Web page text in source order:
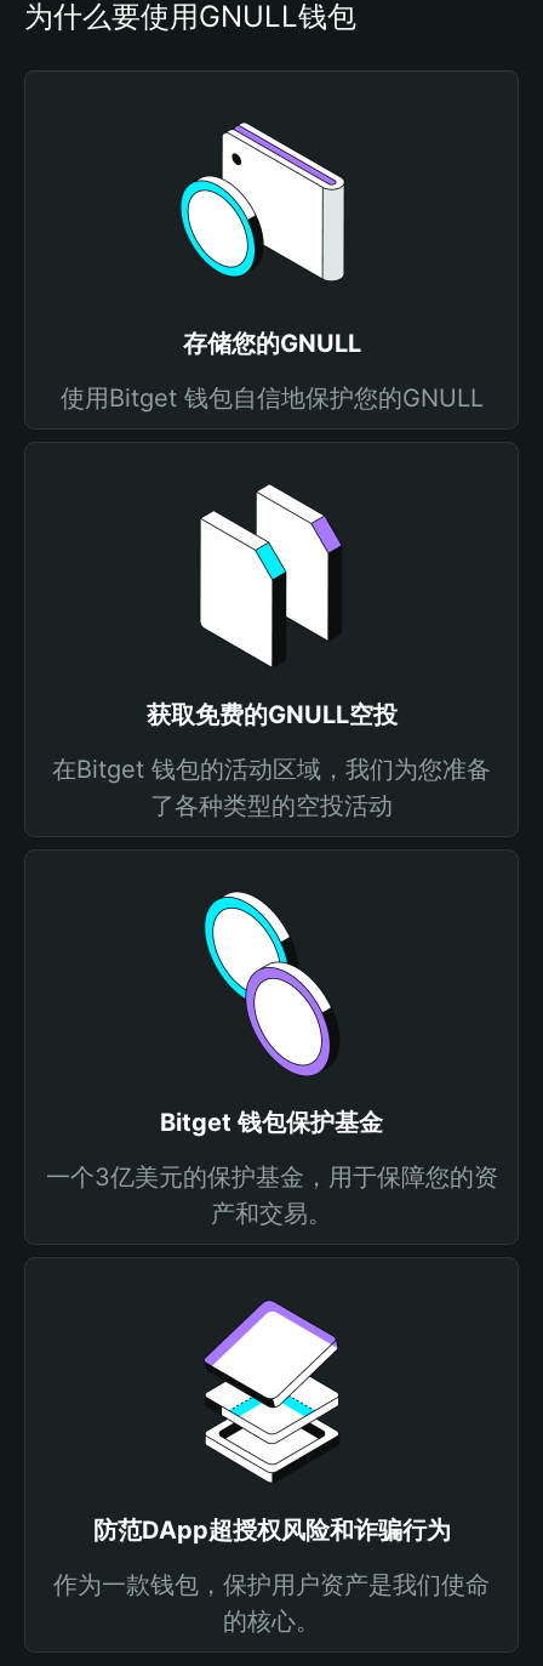
为什么要使用GNULL钱包
存储您的GNULL
使用Bitget 钱包自信地保护您的GNULL
获取免费的GNULL空投
在Bitget 钱包的活动区域，我们为您准备
了各种类型的空投活动
Bitget 钱包保护基金
一个3亿美元的保护基金，用于保障您的资
产和交易。
防范DApp超授权风险和诈骗行为
作为一款钱包，保护用户资产是我们使命
的核心。